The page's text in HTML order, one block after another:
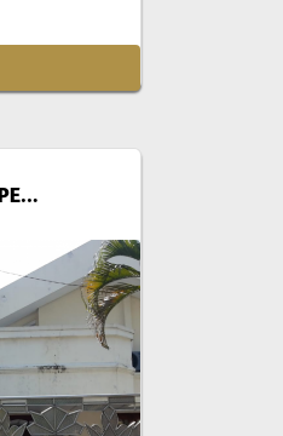
YOUNGKY IRWANTO PERMANA